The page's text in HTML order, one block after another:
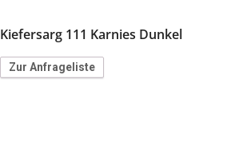
Kiefersarg 111 Karnies Dunkel
Zur Anfrageliste